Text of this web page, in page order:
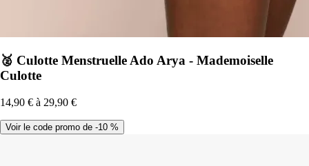
🥈 Culotte Menstruelle Ado Arya - Mademoiselle
Culotte
14,90 € à 29,90 €
Voir le code promo de -10 %